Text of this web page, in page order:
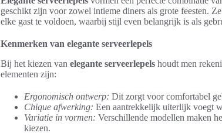
geschikt zijn voor zowel intieme diners als grote feesten.
elke gast te voldoen, waarbij stijl even belangrijk is als
Kenmerken van elegante serveerlepels
Bij het kiezen van elegante serveerlepels houdt men
elementen zijn:
Ergonomisch ontwerp: Dit zorgt voor comfortabel
Chique afwerking: Een aantrekkelijk uiterlijk voegt
Variatie in vormen: Verschillende modellen maken
kiezen.